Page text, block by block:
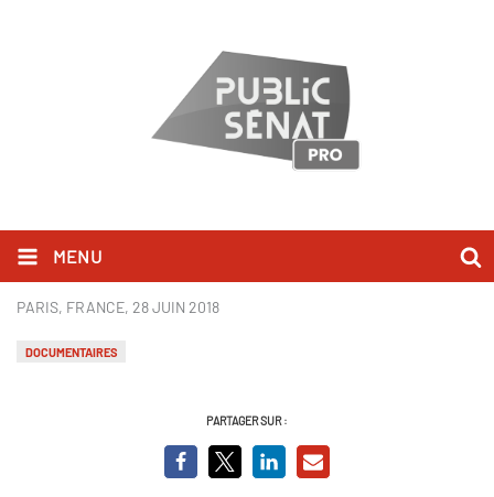
MENU
Pesticides, le poison de la terre
PARIS, FRANCE, 28 JUIN 2018
DOCUMENTAIRES
PARTAGER SUR :